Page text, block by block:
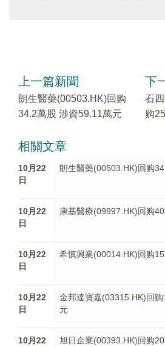
上一篇新聞
朗生醫藥(00503.HK)回购
34.2萬股 涉資59.11萬元
下
石
购
相關文章
10月22
日
朗生醫藥(00503.HK)回购
10月22
日
康基醫療(09997.HK)回购
10月22
日
希慎興業(00014.HK)回购
10月22
日
金邦達寶嘉(03315.HK)回
元
10月22
旭日企業(00393.HK)回购